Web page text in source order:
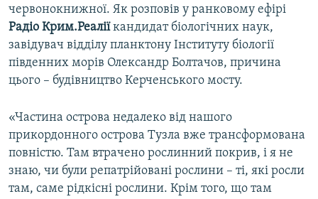
Усі сайти RFE/RL
червонокнижної. Як розповів у ранковому ефірі
Радіо Крим.Реаліїкандидат біологічних наук,
завідувач відділу планктону Інституту біології
південних морів Олександр Болтачов, причина
цього – будівництво Керченського мосту.
«Частина острова недалеко від нашого
прикордонного острова Тузла вже трансформована
повністю. Там втрачено рослинний покрив, і я не
знаю, чи були репатрійовані рослини – ті, які росли
там, саме рідкісні рослини. Крім того, що там